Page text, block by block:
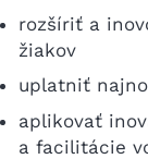
rozšíriť a
žiakov
uplatniť
aplikovať
a facilitácie